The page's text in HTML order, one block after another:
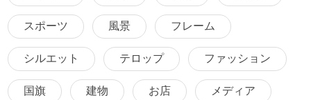
スポーツ 風景 フレーム
シルエット テロップ ファッション
国旗 建物 お店 メディア